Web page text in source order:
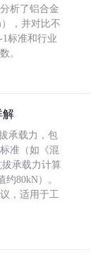
析了铝合金
，并对比不
1标准和行业
。
解
承载力，包
准（如《混
拔承载力计算
80kN）。
，适用于工